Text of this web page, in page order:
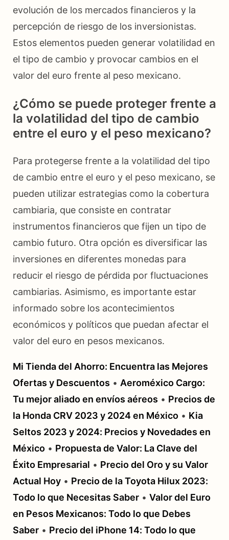
evolución de los mercados financieros y la
percepción de riesgo de los inversionistas.
Estos elementos pueden generar volatilidad en
el tipo de cambio y provocar cambios en el
valor del euro frente al peso mexicano.
¿Cómo se puede proteger frente a
la volatilidad del tipo de cambio
entre el euro y el peso mexicano?
Para protegerse frente a la volatilidad del tipo
de cambio entre el euro y el peso mexicano, se
pueden utilizar estrategias como la cobertura
cambiaria, que consiste en contratar
instrumentos financieros que fijen un tipo de
cambio futuro. Otra opción es diversificar las
inversiones en diferentes monedas para
reducir el riesgo de pérdida por fluctuaciones
cambiarias. Asimismo, es importante estar
informado sobre los acontecimientos
económicos y políticos que puedan afectar el
valor del euro en pesos mexicanos.
Mi Tienda del Ahorro: Encuentra las Mejores
Ofertas y Descuentos • Aeroméxico Cargo:
Tu mejor aliado en envíos aéreos • Precios de
la Honda CRV 2023 y 2024 en México • Kia
Seltos 2023 y 2024: Precios y Novedades en
México • Propuesta de Valor: La Clave del
Éxito Empresarial • Precio del Oro y su Valor
Actual Hoy • Precio de la Toyota Hilux 2023:
Todo lo que Necesitas Saber • Valor del Euro
en Pesos Mexicanos: Todo lo que Debes
Saber • Precio del iPhone 14: Todo lo que